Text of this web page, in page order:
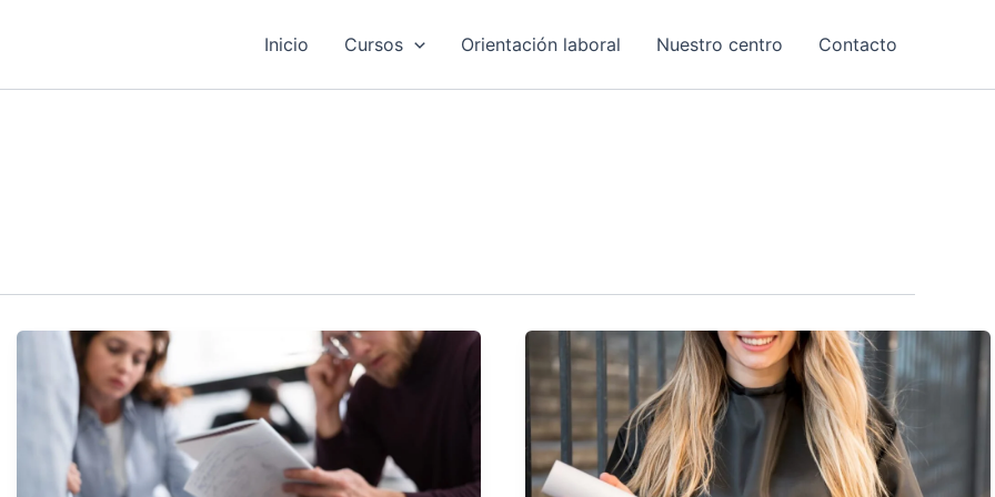
Inicio Cursos Orientación laboral Nuestro centro Contacto